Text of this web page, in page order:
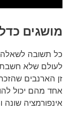
מושגים
כל תשובה
לעולם שלא
זן הארנבים
אחד מהם יכול
אינפורמציה שונה